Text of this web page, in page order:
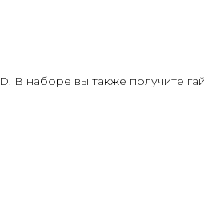
В наборе вы также получите